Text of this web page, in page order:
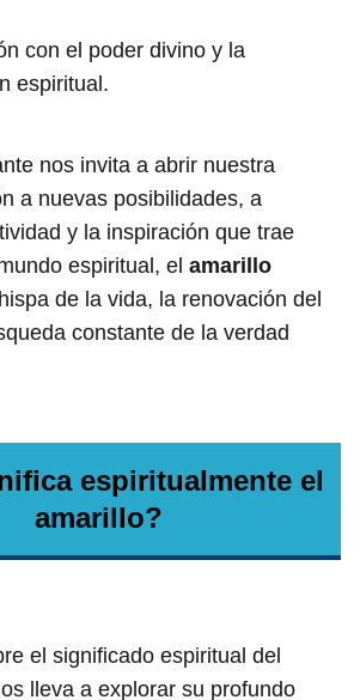
con el poder divino y la
espiritual.
nos invita a abrir nuestra
a nuevas posibilidades, a
y la inspiración que trae
espiritual, el amarillo
de la vida, la renovación del
constante de la verdad
espiritualmente el
amarillo?
el significado espiritual del
lleva a explorar su profundo